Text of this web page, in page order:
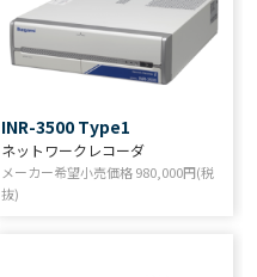
INR-3500 Type1
ネットワークレコーダ
メーカー希望小売価格980,000円(税
抜)